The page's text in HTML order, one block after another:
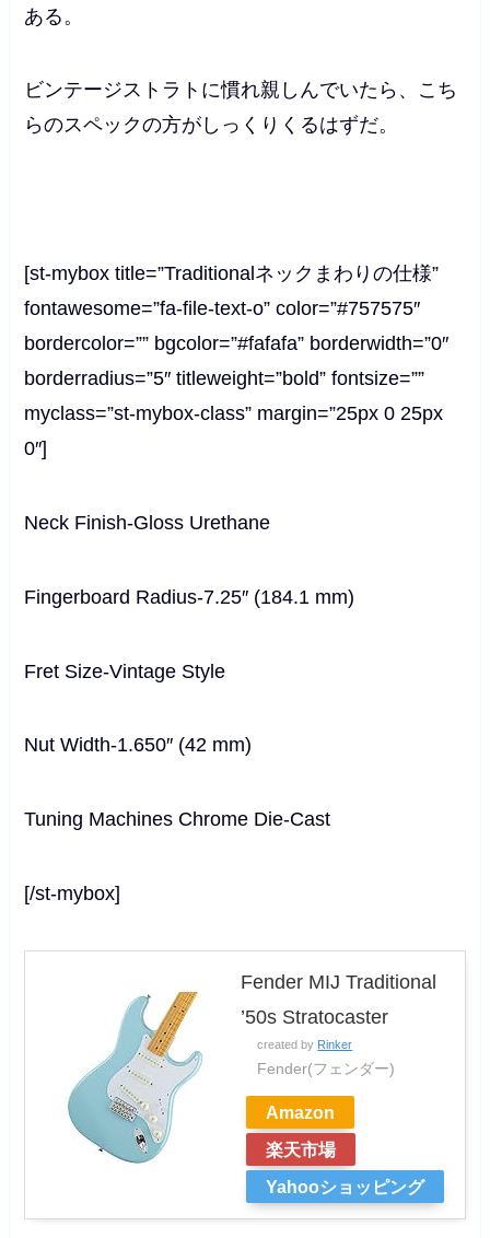
ある。
ビンテージストラトに慣れ親しんでいたら、こち
らのスペックの方がしっくりくるはずだ。
[st-mybox title=”Traditionalネックまわりの仕様”
fontawesome=”fa-file-text-o” color=”#757575″
bordercolor=”” bgcolor=”#fafafa” borderwidth=”0″
borderradius=”5″ titleweight=”bold” fontsize=””
myclass=”st-mybox-class” margin=”25px 0 25px
0″]
Neck Finish-Gloss Urethane
Fingerboard Radius-7.25″ (184.1 mm)
Fret Size-Vintage Style
Nut Width-1.650″ (42 mm)
Tuning Machines Chrome Die-Cast
[/st-mybox]
Fender MIJ Traditional
’50s Stratocaster
created by Rinker
Fender(フェンダー)
Amazon
楽天市場
Yahooショッピング